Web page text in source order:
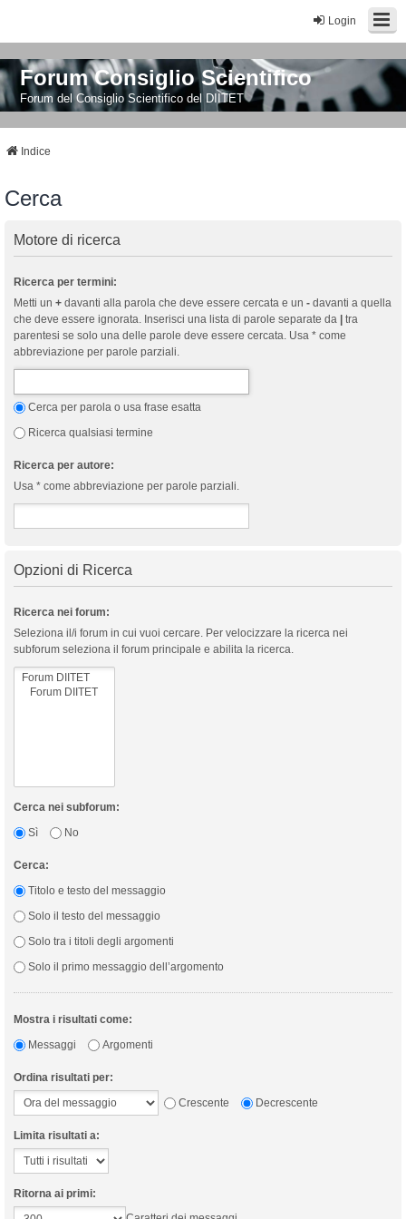
Login
Forum Consiglio Scientifico
Forum del Consiglio Scientifico del DIITET
Indice
Cerca
Motore di ricerca
Ricerca per termini:
Metti un + davanti alla parola che deve essere cercata e un - davanti a quella
che deve essere ignorata. Inserisci una lista di parole separate da
tra
parentesi se solo una delle parole deve essere cercata. Usa * come
abbreviazione per parole parziali.
Cerca per parola o usa frase esatta
Ricerca qualsiasi termine
Ricerca per autore:
Usa * come abbreviazione per parole parziali.
Opzioni di Ricerca
Ricerca nei forum:
Seleziona il/i forum in cui vuoi cercare. Per velocizzare la ricerca nei
subforum seleziona il forum principale e abilita la ricerca.
Cerca nei subforum:
Sì
No
Cerca:
Titolo e testo del messaggio
Solo il testo del messaggio
Solo tra i titoli degli argomenti
Solo il primo messaggio dell’argomento
Mostra i risultati come:
Messaggi
Argomenti
Ordina risultati per:
Crescente
Decrescente
Limita risultati a:
Ritorna ai primi: